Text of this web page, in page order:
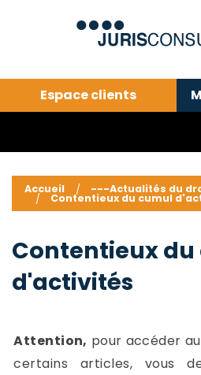
Espace clients
---
Accueil ---Actualités du
Contentieux du cumul
Contentieux
d'activités
Attention, pour accéder
certains articles, vous